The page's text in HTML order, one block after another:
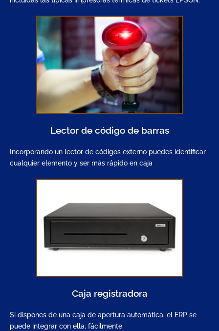
Lector de código de barras
Incorporando un lector de códigos externo puedes identificar
cualquier elemento y ser más rápido en caja
Caja registradora
Si dispones de una caja de apertura automática, el ERP se
puede integrar con ella, fácilmente.